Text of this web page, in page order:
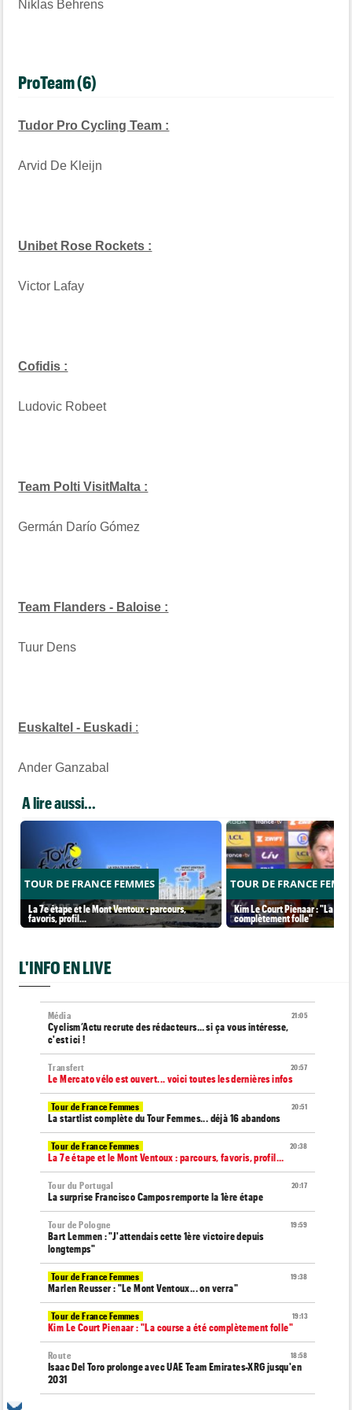
Niklas Behrens
ProTeam (6)
Tudor Pro Cycling Team :
Arvid De Kleijn
Unibet Rose Rockets :
Victor Lafay
Cofidis :
Ludovic Robeet
Team Polti VisitMalta :
Germán Darío Gómez
Team Flanders - Baloise :
Tuur Dens
Euskaltel - Euskadi :
Ander Ganzabal
A lire aussi...
TOUR DE FRANCE FEMMES
La 7e étape et le Mont Ventoux : parcours,
favoris, profil…
TOUR DE FRANCE
Kim Le Court Pienaar : "La
complètement folle"
L'INFO EN LIVE
21:05
Média
Cyclism’Actu recrute des rédacteurs… si ça vous intéresse,
c'est ici !
20:57
Transfert
Le Mercato vélo est ouvert... voici toutes les dernières infos
20:51
Tour de France Femmes
La startlist complète du Tour Femmes... déjà 16 abandons
20:38
Tour de France Femmes
La 7e étape et le Mont Ventoux : parcours, favoris, profil…
20:17
Tour du Portugal
La surprise Francisco Campos remporte la 1ère étape
19:59
Tour de Pologne
Bart Lemmen : "J'attendais cette 1ère victoire depuis
longtemps"
19:38
Tour de France Femmes
Marlen Reusser : "Le Mont Ventoux... on verra"
19:13
Tour de France Femmes
Kim Le Court Pienaar : "La course a été complètement folle"
18:58
Route
Isaac Del Toro prolonge avec UAE Team Emirates-XRG jusqu'en
2031